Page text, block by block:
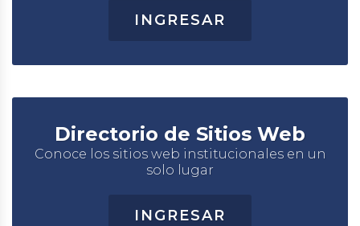
INGRESAR
Directorio de Sitios Web
Conoce los sitios web institucionales en un
solo lugar
INGRESAR